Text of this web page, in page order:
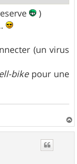
)
(un virus
bikepour une
a